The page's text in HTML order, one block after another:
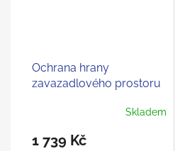
Ochrana hrany
zavazadlového prostoru
Skladem
1 739 Kč